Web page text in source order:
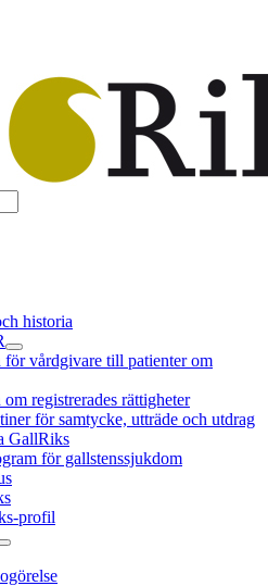
historia
vårdgivare till patienter om
registrerades rättigheter
för samtycke, utträde och utdrag
GallRiks
för gallstenssjukdom
profil